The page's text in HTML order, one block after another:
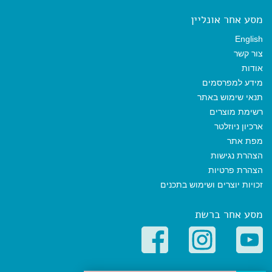
מסע אחר אונליין
English
צור קשר
אודות
מידע למפרסמים
תנאי שימוש באתר
רשימת מוצרים
ארכיון ניוזלטר
מפת אתר
הצהרת נגישות
הצהרת פרטיות
זכויות יוצרים ושימוש בתכנים
מסע אחר ברשת